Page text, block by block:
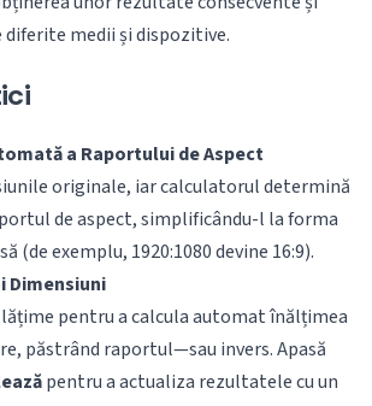
medii și dispozitive.
a Raportului de Aspect
originale, iar calculatorul determină
de aspect, simplificându-l la forma
(de exemplu, 1920:1080 devine 16:9).
Dimensiuni
pentru a calcula automat înălțimea
păstrând raportul—sau invers. Apasă
pentru a actualiza rezultatele cu un